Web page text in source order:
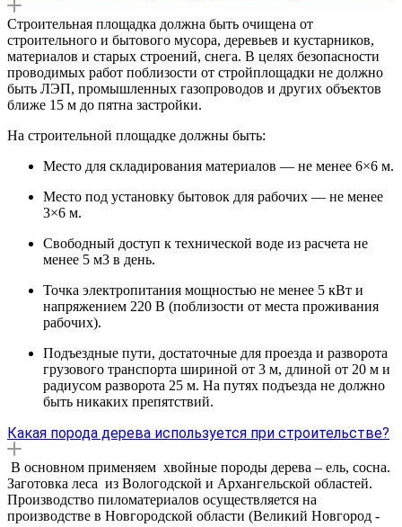
Строительная площадка должна быть очищена от
строительного и бытового мусора, деревьев и кустарников,
материалов и старых строений, снега. В целях безопасности
проводимых работ поблизости от стройплощадки не должно
быть ЛЭП, промышленных газопроводов и других объектов
ближе 15 м до пятна застройки.
На строительной площадке должны быть:
Место для складирования материалов — не менее 6×6 м.
Место под установку бытовок для рабочих — не менее
3×6 м.
Свободный доступ к технической воде из расчета не
менее 5 м3 в день.
Точка электропитания мощностью не менее 5 кВт и
напряжением 220 В (поблизости от места проживания
рабочих).
Подъездные пути, достаточные для проезда и разворота
грузового транспорта шириной от 3 м, длиной от 20 м и
радиусом разворота 25 м. На путях подъезда не должно
быть никаких препятствий.
Какая порода дерева используется при строительстве?
В основном применяем хвойные породы дерева – ель, сосна.
Заготовка леса из Вологодской и Архангельской областей.
Производство пиломатериалов осуществляется на
производстве в Новгородской области (Великий Новгород -